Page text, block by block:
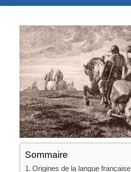
Sommaire
Origines de la langue française